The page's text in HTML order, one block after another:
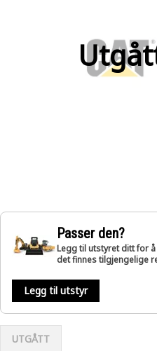
Passer den?
Legg til utstyret ditt for
det finnes tilgjengelige
Legg til utstyr
UTGÅTT